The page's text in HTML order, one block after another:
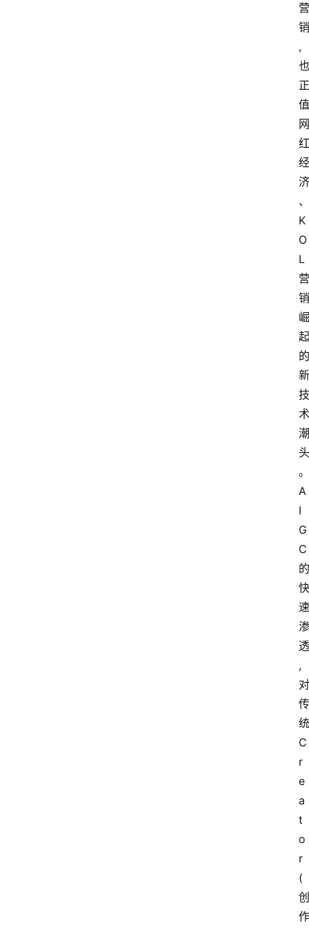
营
销
,
也
正
值
网
红
经
济
、
K
O
L
营
销
崛
起
的
新
技
术
潮
头
。
A
I
G
C
的
快
速
渗
透
,
对
传
统
C
r
e
a
t
o
r
(
创
作